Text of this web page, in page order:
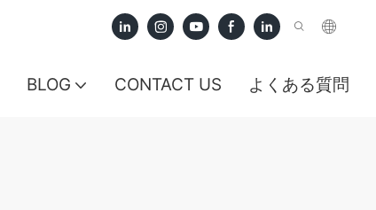
BLOG CONTACT US よくある質問